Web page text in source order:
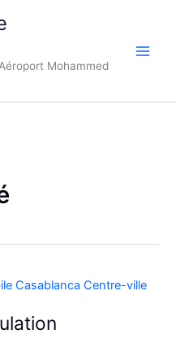
Mohammed